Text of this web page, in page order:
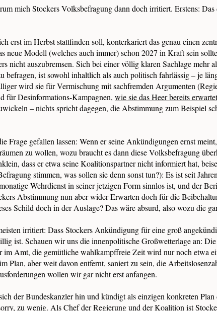
mich Stockers Volksbefragung dann doch irritiert. Erstens: Das
erst im Herbst stattfinden soll, konterkariert das genau einen
neue Modell (welches auch immer) schon 2027 in Kraft sein
nicht auszubremsen. Sich bei einer völlig klaren Sachlage mehr
befragen, ist sowohl inhaltlich als auch politisch fahrlässig – je
wird sie für Vermischung mit sachfremden Argumenten
für Desinformations-Kampagnen, wie sie das Heer bereits erwartet
– nichts spricht dagegen, die Abstimmung zum Beispiel
Frage gefallen lassen: Wenn er seine Ankündigungen ernst
zu wollen, wozu braucht es dann diese Volksbefragung
dass er etwa seine Koalitionspartner nicht informiert hat,
stimmen, was sollen sie denn sonst tun?): Es ist seit
Wehrdienst in seiner jetzigen Form sinnlos ist, und der
Abstimmung nun aber wider Erwarten doch für die
Schild doch in der Auslage? Das wäre absurd, also wozu die
irritiert: Dass Stockers Ankündigung für eine groß
ist. Schauen wir uns die innenpolitische Großwetterlage an:
im Amt, die gemütliche wahlkampffreie Zeit wird nur noch etwa
Plan, aber weit davon entfernt, saniert zu sein, die
wollen wir gar nicht erst anfangen.
der Bundeskanzler hin und kündigt als einzigen konkreten Plan
zu wenig. Als Chef der Regierung und der Koalition ist